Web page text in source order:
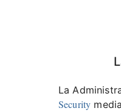
La
Security